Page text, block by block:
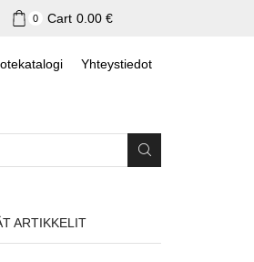
0 Cart 0.00 €
Yhteystiedot
ARTIKKELIT